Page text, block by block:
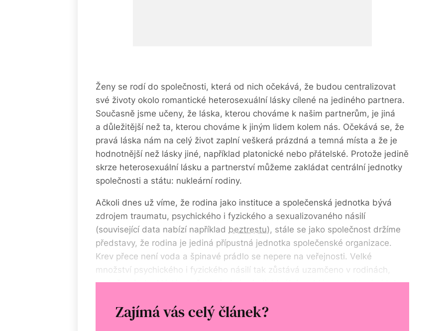
Ženy se rodí do společnosti, která od nich očekává, že budou centralizovat
své životy okolo romantické heterosexuální lásky cílené na jediného partnera.
Současně jsme učeny, že láska, kterou chováme k našim partnerům, je jiná
a důležitější než ta, kterou chováme k jiným lidem kolem nás. Očekává se, že
pravá láska nám na celý život zaplní veškerá prázdná a temná místa a že je
hodnotnější než lásky jiné, například platonické nebo přátelské. Protože jedině
skrze heterosexuální lásku a partnerství můžeme zakládat centrální jednotky
společnosti a státu: nukleární rodiny.
Ačkoli dnes už víme, že rodina jako instituce a společenská jednotka bývá
zdrojem traumatu, psychického i fyzického a sexualizovaného násilí
(související data nabízí například beztrestu), stále se jako společnost držíme
představy, že rodina je jediná přípustná jednotka společenské organizace.
Krev přece není voda a špinavé prádlo se nepere na veřejnosti. Velké
množství psychického i fyzického násilí tak zůstává uzamčeno v rodinách,
protože předpokládáme, že se jedná o individuální problémy, za které si tak
Zajímá vás celý článek?